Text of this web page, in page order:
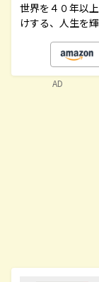
世界を４０年以
けする、人生を
AD